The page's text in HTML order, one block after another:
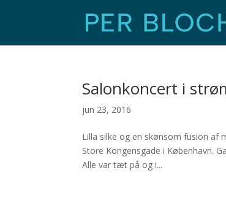
Salonkoncert i
jun 23, 2016
Lilla silke og en skønsom fusion af
Store Kongensgade i København.
Alle var tæt på og i...